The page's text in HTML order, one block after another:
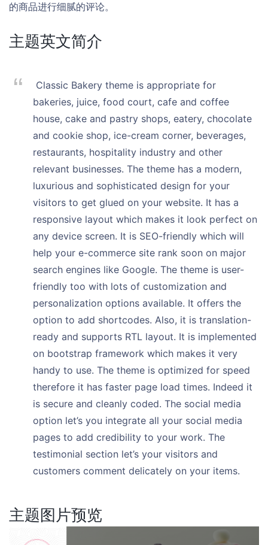
的商品进行细腻的评论。
主题英文简介
Classic Bakery theme is appropriate for
bakeries, juice, food court, cafe and coffee
house, cake and pastry shops, eatery, chocolate
and cookie shop, ice-cream corner, beverages,
restaurants, hospitality industry and other
relevant businesses. The theme has a modern,
luxurious and sophisticated design for your
visitors to get glued on your website. It has a
responsive layout which makes it look perfect on
any device screen. It is SEO-friendly which will
help your e-commerce site rank soon on major
search engines like Google. The theme is user-
friendly too with lots of customization and
personalization options available. It offers the
option to add shortcodes. Also, it is translation-
ready and supports RTL layout. It is implemented
on bootstrap framework which makes it very
handy to use. The theme is optimized for speed
therefore it has faster page load times. Indeed it
is secure and cleanly coded. The social media
option let’s you integrate all your social media
pages to add credibility to your work. The
testimonial section let’s your visitors and
customers comment delicately on your items.
主题图片预览